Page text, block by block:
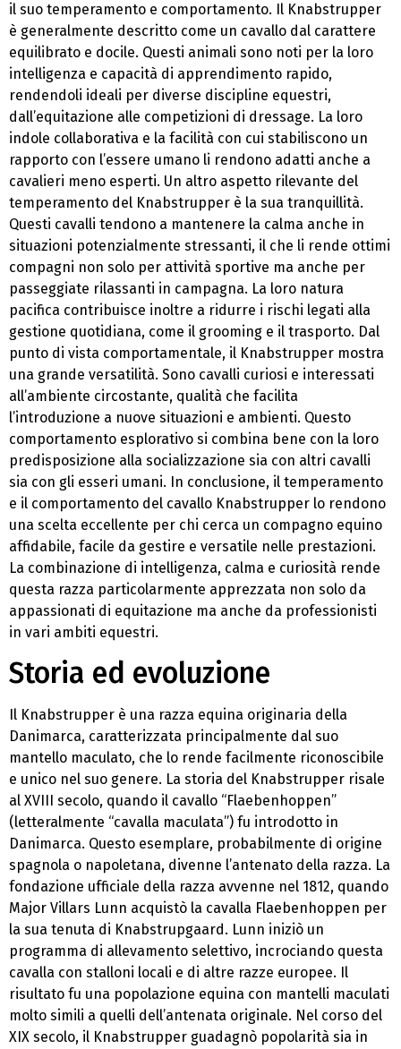
il suo temperamento e comportamento. Il Knabstrupper
è generalmente descritto come un cavallo dal carattere
equilibrato e docile. Questi animali sono noti per la loro
intelligenza e capacità di apprendimento rapido,
rendendoli ideali per diverse discipline equestri,
dall’equitazione alle competizioni di dressage. La loro
indole collaborativa e la facilità con cui stabiliscono un
rapporto con l’essere umano li rendono adatti anche a
cavalieri meno esperti. Un altro aspetto rilevante del
temperamento del Knabstrupper è la sua tranquillità.
Questi cavalli tendono a mantenere la calma anche in
situazioni potenzialmente stressanti, il che li rende ottimi
compagni non solo per attività sportive ma anche per
passeggiate rilassanti in campagna. La loro natura
pacifica contribuisce inoltre a ridurre i rischi legati alla
gestione quotidiana, come il grooming e il trasporto. Dal
punto di vista comportamentale, il Knabstrupper mostra
una grande versatilità. Sono cavalli curiosi e interessati
all’ambiente circostante, qualità che facilita
l’introduzione a nuove situazioni e ambienti. Questo
comportamento esplorativo si combina bene con la loro
predisposizione alla socializzazione sia con altri cavalli
sia con gli esseri umani. In conclusione, il temperamento
e il comportamento del cavallo Knabstrupper lo rendono
una scelta eccellente per chi cerca un compagno equino
affidabile, facile da gestire e versatile nelle prestazioni.
La combinazione di intelligenza, calma e curiosità rende
questa razza particolarmente apprezzata non solo da
appassionati di equitazione ma anche da professionisti
in vari ambiti equestri.
Storia ed evoluzione
Il Knabstrupper è una razza equina originaria della
Danimarca, caratterizzata principalmente dal suo
mantello maculato, che lo rende facilmente riconoscibile
e unico nel suo genere. La storia del Knabstrupper risale
al XVIII secolo, quando il cavallo “Flaebenhoppen”
(letteralmente “cavalla maculata”) fu introdotto in
Danimarca. Questo esemplare, probabilmente di origine
spagnola o napoletana, divenne l’antenato della razza. La
fondazione ufficiale della razza avvenne nel 1812, quando
Major Villars Lunn acquistò la cavalla Flaebenhoppen per
la sua tenuta di Knabstrupgaard. Lunn iniziò un
programma di allevamento selettivo, incrociando questa
cavalla con stalloni locali e di altre razze europee. Il
risultato fu una popolazione equina con mantelli maculati
molto simili a quelli dell’antenata originale. Nel corso del
XIX secolo, il Knabstrupper guadagnò popolarità sia in